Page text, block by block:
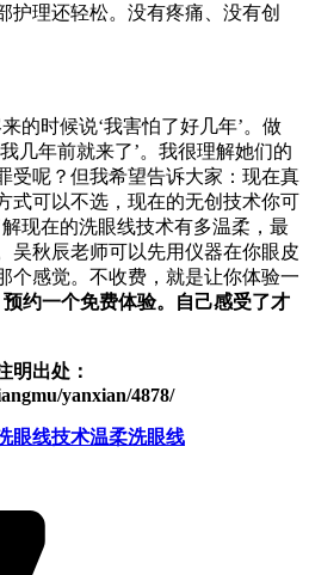
护理还轻松。没有疼痛、没有创
的时候说‘我害怕了好几年’。做
几年前就来了’。我很理解她们的
受呢？但我希望告诉大家：现在真
式可以不选，现在的无创技术你可
现在的洗眼线技术有多温柔，最
吴秋辰老师可以先用仪器在你眼皮
个感觉。不收费，就是让你体验一
预约一个免费体验。自己感受了才
明出处：
yanxian/4878/
眼线技术温柔洗眼线